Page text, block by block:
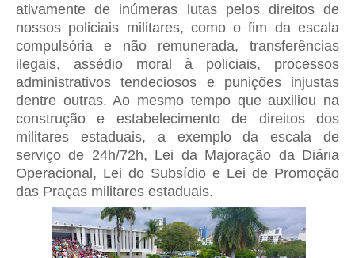
ativamente de inúmeras lutas pelos direitos de
nossos policiais militares, como o fim da escala
compulsória e não remunerada, transferências
ilegais, assédio moral à policiais, processos
administrativos tendeciosos e punições injustas
dentre outras. Ao mesmo tempo que auxiliou na
construção e estabelecimento de direitos dos
militares estaduais, a exemplo da escala de
serviço de 24h/72h, Lei da Majoração da Diária
Operacional, Lei do Subsídio e Lei de Promoção
das Praças militares estaduais.